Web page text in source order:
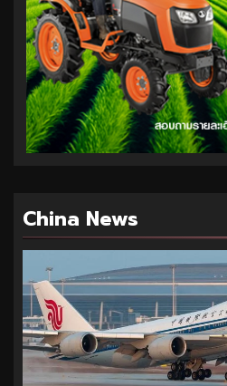
China News